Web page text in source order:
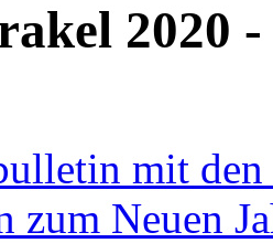
2020
mit den
zum Neuen